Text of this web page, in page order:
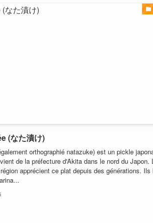
(なた漬け)
orthographié natazuke) est un pickle
de la préfecture d'Akita dans le nord du Japon.
apprécient ce plat depuis des générations. Ils